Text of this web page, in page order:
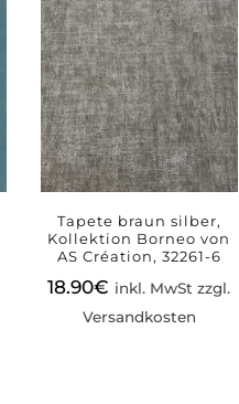
Tapete braun silber,
Kollektion Borneo von
AS Création, 32261-6
18.90€ inkl. MwSt zzgl.
Versandkosten